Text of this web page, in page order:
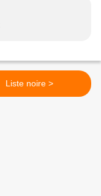
Liste noire >